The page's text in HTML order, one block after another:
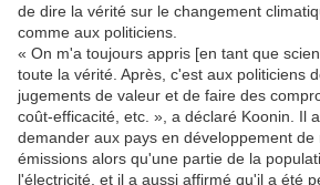
de dire la vérité sur le changement
comme aux politiciens.
« On m'a toujours appris [en tant que
toute la vérité. Après, c'est aux politiciens
jugements de valeur et de faire des
coût-efficacité, etc. », a déclaré Koonin. Il
demander aux pays en développement de
émissions alors qu'une partie de la
l'électricité, et il a aussi affirmé qu'il a été